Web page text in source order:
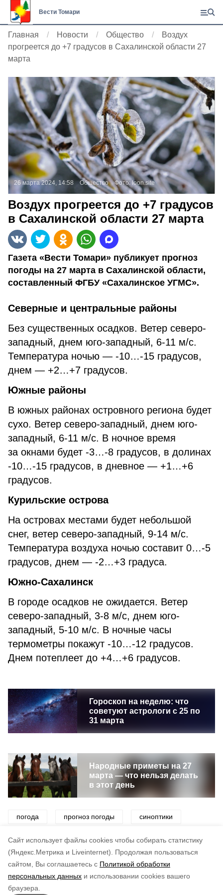
Cайт использует файлы cookies чтобы собирать статистику
(Яндекс.Метрика и Liveinternet).
Продолжая пользоваться
сайтом, Вы соглашаетесь с Политикой обработки
персональных данных и использовании cookies вашего
браузера.
Вести Томари
Главная Новости Общество
Воздух
прогреется до +7 градусов в Сахалинской области 27
марта
26 марта 2024, 14:58 Общество Фото: loon.site
Воздух прогреется до +7 градусов
в Сахалинской области 27 марта
Газета «Вести Томари» публикует прогноз
погоды на 27 марта в Сахалинской области,
составленный ФГБУ «Сахалинское УГМС».
Северные и центральные районы
Без существенных осадков. Ветер северо-
западный, днем юго-западный, 6-11 м/с.
Температура ночью — -10…-15 градусов,
днем — +2…+7 градусов.
Южные районы
В южных районах островного региона будет
сухо. Ветер северо-западный, днем юго-
западный, 6-11 м/с. В ночное время
за окнами будет -3…-8 градусов, в долинах
-10…-15 градусов, в дневное — +1…+6
градусов.
Курильские острова
На островах местами будет небольшой
снег, ветер северо-западный, 9-14 м/с.
Температура воздуха ночью составит 0…-5
градусов, днем — -2…+3 градуса.
Южно-Сахалинск
В городе осадков не ожидается. Ветер
северо-западный, 3-8 м/с, днем юго-
западный, 5-10 м/с. В ночные часы
термометры покажут -10…-12 градусов.
Днем потеплеет до +4…+6 градусов.
Гороскоп на неделю: что
советуют астрологи с 25 по
31 марта
Народные приметы на 27
марта — что нельзя делать
в этот день
погода прогноз погоды синоптики
снег ветер потепление
по оценке